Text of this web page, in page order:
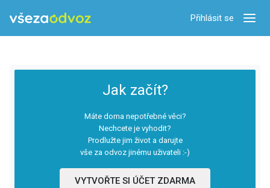
Přihlásit se
Jak začít?
Máte doma nepotřebné věci?
Nechcete je vyhodit?
Prodlužte jim život a darujte
vše za odvoz jinému uživateli :-)
VYTVOŘTE SI ÚČET ZDARMA